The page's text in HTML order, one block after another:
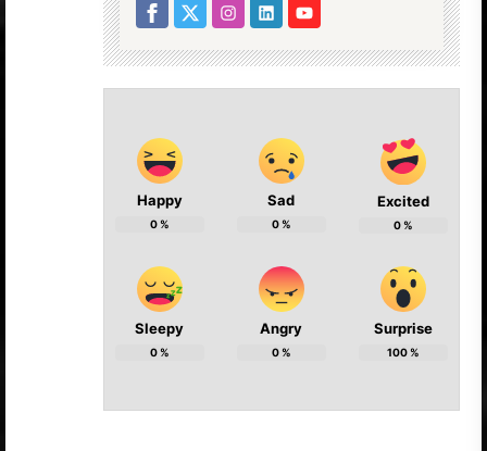
Happy
0%
Sad
0%
Excited
0%
Sleepy
0%
Angry
0%
Surprise
100%